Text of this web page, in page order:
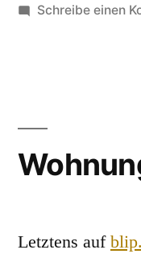
Schreibe einen
Letztens auf